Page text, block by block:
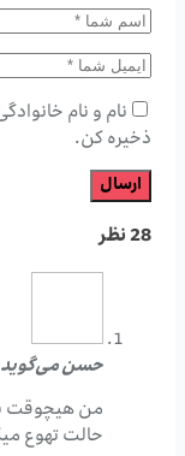
نام و نام
ذخیره کن.
28 نظر
حسنمی‌گوید
من هیچوقت
حالت تهوع